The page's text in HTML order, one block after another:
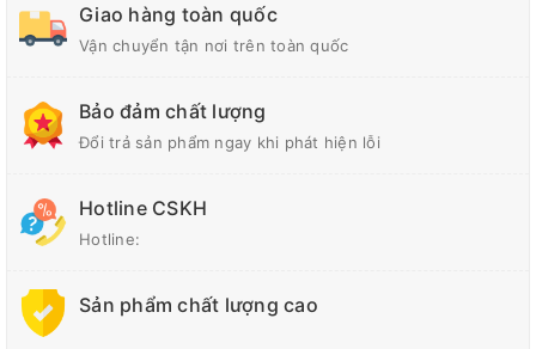
Giao hàng toàn quốc
Vận chuyển tận nơi trên toàn quốc
Bảo đảm chất lượng
Đổi trả sản phẩm ngay khi phát hiện lỗi
Hotline CSKH
Hotline:
Sản phẩm chất lượng cao